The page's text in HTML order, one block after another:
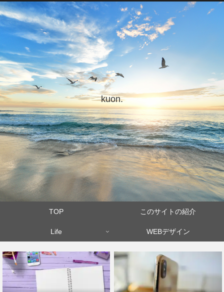
kuon.
TOP このサイトの紹介
Life WEBデザイン